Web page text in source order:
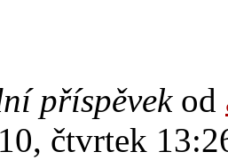
příspěvek od
čtvrtek